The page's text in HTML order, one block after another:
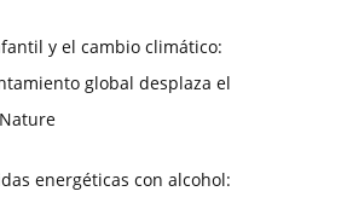
y el cambio climático:
global desplaza el
energéticas con alcohol: